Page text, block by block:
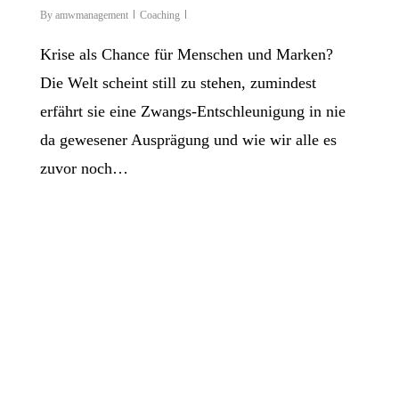
By amwmanagement Coaching
Krise als Chance für Menschen und Marken?
Die Welt scheint still zu stehen, zumindest
erfährt sie eine Zwangs-Entschleunigung in nie
da gewesener Ausprägung und wie wir alle es
zuvor noch…